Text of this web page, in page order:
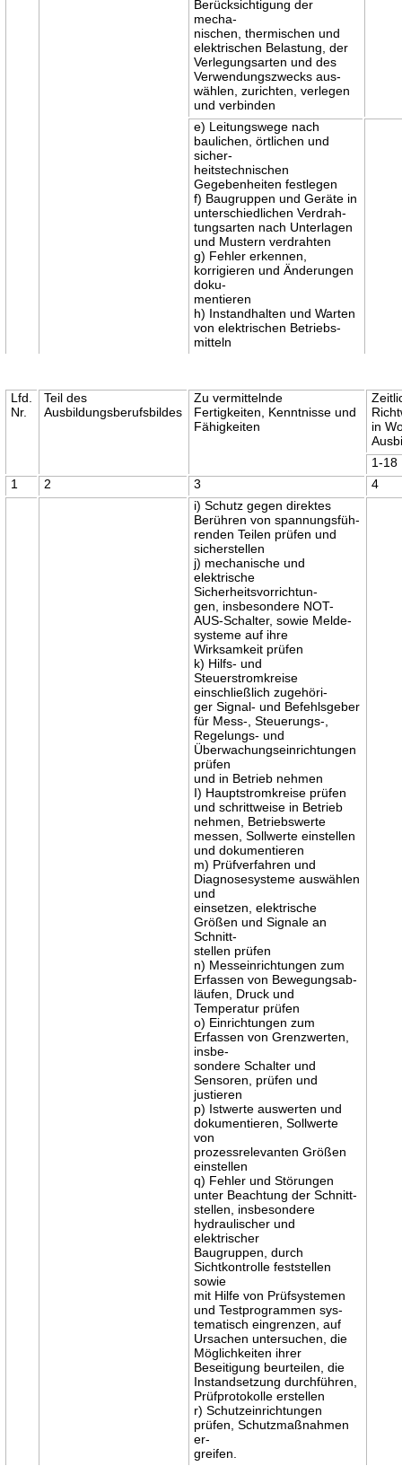
Berücksichtigung der
mecha-
nischen, thermischen und
elektrischen Belastung, der
Verlegungsarten und des
Verwendungszwecks aus-
wählen, zurichten, verlegen
und verbinden
e) Leitungswege nach
baulichen, örtlichen und
sicher-
heitstechnischen
Gegebenheiten festlegen
f) Baugruppen und Geräte in
unterschiedlichen Verdrah-
tungsarten nach Unterlagen
und Mustern verdrahten
g) Fehler erkennen,
korrigieren und Änderungen
doku-
mentieren
h) Instandhalten und Warten
von elektrischen Betriebs-
mitteln
Lfd.
Nr.
Teil des
Ausbildungsberufsbildes
Zu vermittelnde
Fertigkeiten, Kenntnisse und
Fähigkeiten
in
1-18
1
2 3
4
i) Schutz gegen direktes
Berühren von spannungsfüh-
renden Teilen prüfen und
sicherstellen
j) mechanische und
elektrische
Sicherheitsvorrichtun-
gen, insbesondere NOT-
AUS-Schalter, sowie Melde-
systeme auf ihre
Wirksamkeit prüfen
k) Hilfs- und
Steuerstromkreise
einschließlich zugehöri-
ger Signal- und Befehlsgeber
für Mess-, Steuerungs-,
Regelungs- und
Überwachungseinrichtungen
prüfen
und in Betrieb nehmen
I) Hauptstromkreise prüfen
und schrittweise in Betrieb
nehmen, Betriebswerte
messen, Sollwerte einstellen
und dokumentieren
m) Prüfverfahren und
Diagnosesysteme auswählen
und
einsetzen, elektrische
Größen und Signale an
Schnitt-
stellen prüfen
n) Messeinrichtungen zum
Erfassen von Bewegungsab-
läufen, Druck und
Temperatur prüfen
o) Einrichtungen zum
Erfassen von Grenzwerten,
insbe-
sondere Schalter und
Sensoren, prüfen und
justieren
p) Istwerte auswerten und
dokumentieren, Sollwerte
von
prozessrelevanten Größen
einstellen
q) Fehler und Störungen
unter Beachtung der Schnitt-
stellen, insbesondere
hydraulischer und
elektrischer
Baugruppen, durch
Sichtkontrolle feststellen
sowie
mit Hilfe von Prüfsystemen
und Testprogrammen sys-
tematisch eingrenzen, auf
Ursachen untersuchen, die
Möglichkeiten ihrer
Beseitigung beurteilen, die
Instandsetzung durchführen,
Prüfprotokolle erstellen
r) Schutzeinrichtungen
prüfen, Schutzmaßnahmen
er-
greifen.